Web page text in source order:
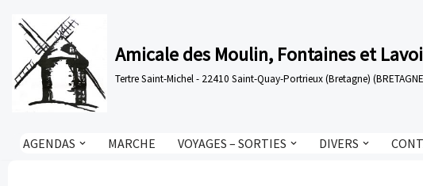
Aller
au
contenu
Amicale des Moulin, Fontaines et
Tertre Saint-Michel - 22410 Saint-Quay-Portrieux (Bretagne)
AGENDAS MARCHE VOYAGES – SORTIES DIVERS